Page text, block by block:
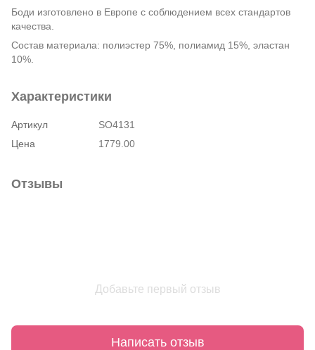
Боди изготовлено в Европе с соблюдением всех стандартов
качества.
Состав материала: полиэстер 75%, полиамид 15%, эластан
10%.
Характеристики
Артикул
SO4131
Цена
1779.00
Отзывы
Добавьте первый отзыв
Написать отзыв